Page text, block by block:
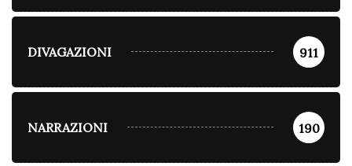
DIVAGAZIONI 911
NARRAZIONI 190